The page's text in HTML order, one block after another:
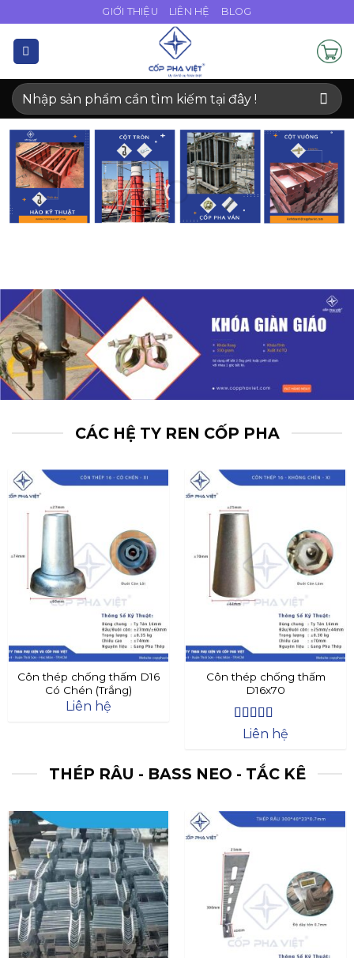
dung
GIỚI THIỆU LIÊN HỆ BLOG
Tìm
kiếm:
CÁC HỆ TY REN CỐP PHA
Côn thép chống thấm D16
Có Chén (Trắng)
Liên hệ
Côn thép chống thấm
D16x70
Được xếp
5
Liên hệ
THÉP RÂU - BASS NEO - TẮC KÊ